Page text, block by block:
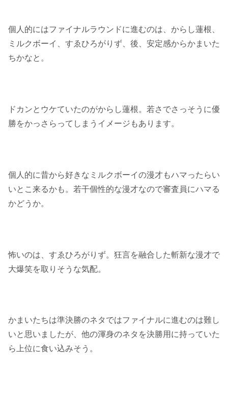
個人的にはファイナルラウンドに進むのは、からし蓮根、
ミルクボーイ、すゑひろがりず、後、安定感からかまいた
ちかなと。
ドカンとウケていたのがからし蓮根。若さでさっそうに優
勝をかっさらってしまうイメージもあります。
個人的に昔から好きなミルクボーイの漫才もハマったらい
いとこ来るかも。若干個性的な漫才なので審査員にハマる
かどうか。
怖いのは、すゑひろがりず。狂言を融合した斬新な漫才で
大爆笑を取りそうな気配。
かまいたちは準決勝のネタではファイナルに進むのは難し
いと思いましたが、他の渾身のネタを決勝用に持っていた
ら上位に食い込みそう。